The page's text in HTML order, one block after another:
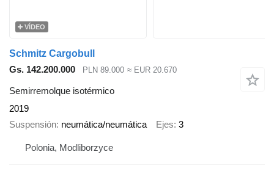
VÍDEO
Schmitz Cargobull
Gs. 142.200.000
PLN 89.000 ≈ EUR 20.670
Semirremolque isotérmico
2019
Suspensión neumática/neumática Ejes 3
Polonia, Modliborzyce